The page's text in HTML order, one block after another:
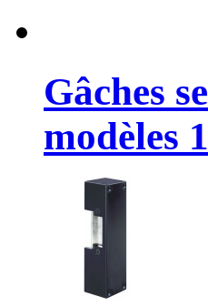
Gâches
modèles